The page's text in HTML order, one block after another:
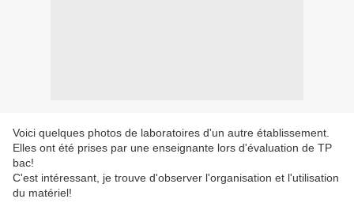
Voici quelques photos de laboratoires d'un autre établissement.
Elles ont été prises par une enseignante lors d'évaluation de TP
bac!
C'est intéressant, je trouve d'observer l'organisation et l'utilisation
du matériel!